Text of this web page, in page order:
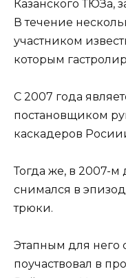
Казанского ТЮЗа,
В течение
участником
которым
С 2007 года
постановщиком
каскадеров
Тогда же, в 2007-м
снимался в
трюки.
Этапным для него
поучаствовал в